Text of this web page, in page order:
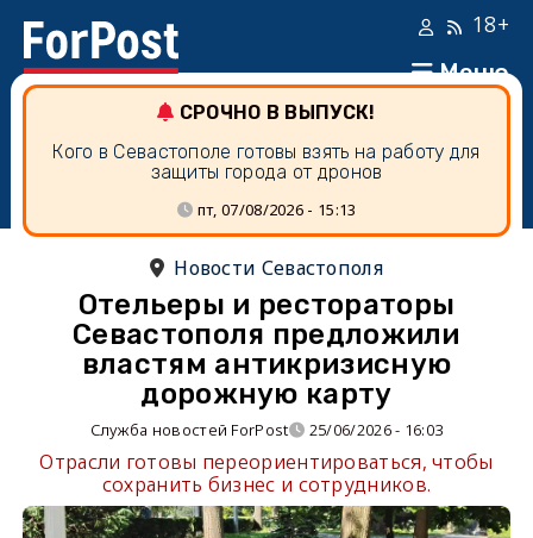
Меню
18+
СРОЧНО В ВЫПУСК!
Кого в Севастополе готовы взять на работу для
защиты города от дронов
пт, 07/08/2026 - 15:13
Новости Севастополя
Отельеры и рестораторы
Севастополя предложили
властям антикризисную
дорожную карту
Служба новостей ForPost 25/06/2026 - 16:03
Отрасли готовы переориентироваться, чтобы
сохранить бизнес и сотрудников.